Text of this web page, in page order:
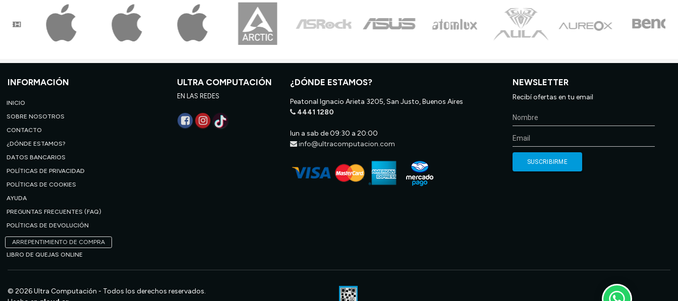
INFORMACIÓN
INICIO
SOBRE NOSOTROS
CONTACTO
¿DÓNDE ESTAMOS?
DATOS BANCARIOS
POLÍTICAS DE PRIVACIDAD
POLÍTICAS DE COOKIES
AYUDA
PREGUNTAS FRECUENTES (FAQ)
POLÍTICAS DE DEVOLUCIÓN
ARREPENTIMIENTO DE COMPRA
LIBRO DE QUEJAS ONLINE
ULTRA COMPUTACIÓN
EN LAS REDES
¿DÓNDE ESTAMOS?
Peatonal Ignacio Arieta 3205, San Justo, Buenos Aires
4441 1280
lun a sab de 09:30 a 20:00
info@ultracomputacion.com
NEWSLETTER
Recibí ofertas en tu email
© 2026 Ultra Computación - Todos los derechos reservados.